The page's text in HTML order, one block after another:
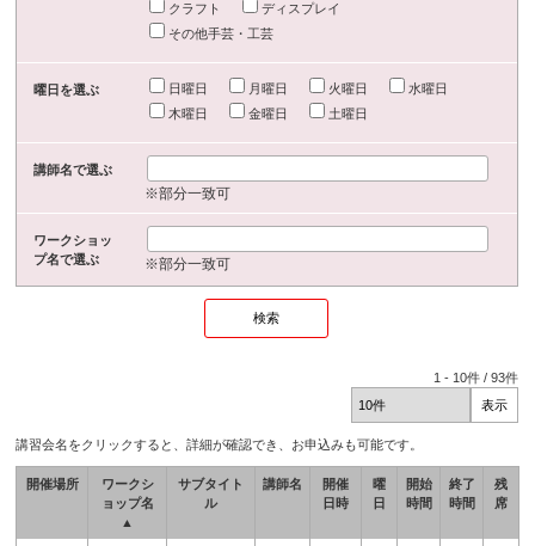
クラフト
ディスプレイ
その他手芸・工芸
曜日を選ぶ 日曜日 月曜日 火曜日
水曜日
木曜日
金曜日 土曜日
講師名で選ぶ
※部分一致可
ワークショッ
プ名で選ぶ
※部分一致可
1 - 10件 /93件
講習会名をクリックすると、詳細が確認でき、お申込みも可能です。
開催場所
ワークシ
ョップ名
▲
サブタイト
ル
講師名
開催
日時
曜
日
開始
時間
終了
時間
残
席